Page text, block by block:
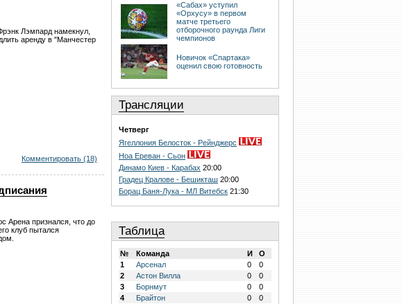
Лэмпард намекнул,
аренду в "Манчестер
Комментировать (18)
Арена признался, что до
клуб пытался
«Сабах» уступил
«Орхусу» в первом
матче третьего
отборочного раунда Лиги
чемпионов
Новичок «Спартака»
оценил свою готовность
Трансляции
Четверг
Ягеллония Белосток - Рейнджерс
Ноа Ереван - Сьон
Динамо Киев - Карабах 20:00
Градец Кралове - Бешикташ 20:00
Борац Баня-Лука - МЛ Витебск 21:30
Таблица
№ Команда И
О
1
Арсенал 0
0
2
Астон Вилла 0
0
3
Борнмут 0
0
4
Брайтон 0
0